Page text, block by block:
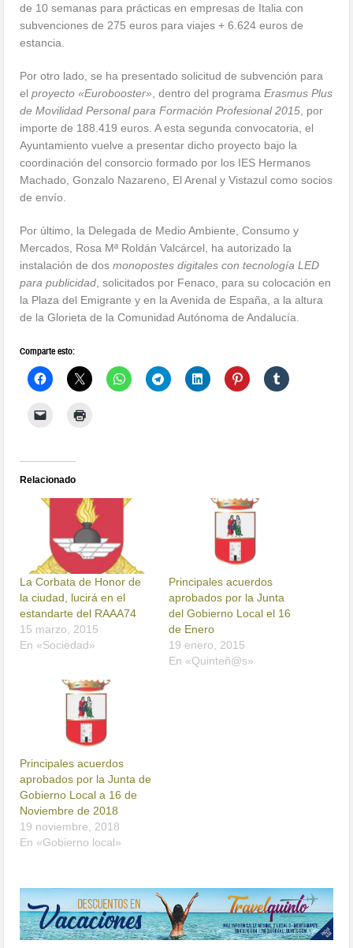
de 10 semanas para prácticas en empresas de Italia con
subvenciones de 275 euros para viajes + 6.624 euros de
estancia.
Por otro lado, se ha presentado solicitud de subvención para
elproyecto «Eurobooster» , dentro del programa Erasmus Plus
de Movilidad Personal para Formación Profesional 2015 , por
importe de 188.419 euros. A esta segunda convocatoria, el
Ayuntamiento vuelve a presentar dicho proyecto bajo la
coordinación del consorcio formado por los IES Hermanos
Machado, Gonzalo Nazareno, El Arenal y Vistazul como socios
de envío.
Por último, la Delegada de Medio Ambiente, Consumo y
Mercados, Rosa Mª Roldán Valcárcel, ha autorizado la
instalación de dosmonopostes digitales con tecnología LED
para publicidad , solicitados por Fenaco, para su colocación en
la Plaza del Emigrante y en la Avenida de España, a la altura
de la Glorieta de la Comunidad Autónoma de Andalucía.
Comparte esto:
Relacionado
La Corbata de Honor de
la ciudad, lucirá en el
estandarte del RAAA74
15 marzo, 2015
En «Sociedad»
Principales acuerdos
aprobados por la Junta
del Gobierno Local el 16
de Enero
19 enero, 2015
En «Quinteñ@s»
Principales acuerdos
aprobados por la Junta de
Gobierno Local a 16 de
Noviembre de 2018
19 noviembre, 2018
En «Gobierno local»